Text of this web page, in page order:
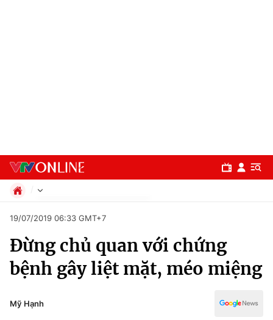
Chuyên mục
Chính trị
Xã hội
Xã hội
Pháp luật
Kinh tế
Thể thao
Văn hóa - Giải trí
19/07/2019 06:33 GMT+7
Đừng chủ quan với chứng
bệnh gây liệt mặt, méo miệng
Mỹ Hạnh